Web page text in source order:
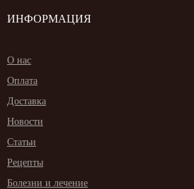
ИНФОРМАЦИЯ
О нас
Оплата
Доставка
Новости
Статьи
Рецепты
Болезни и лечение